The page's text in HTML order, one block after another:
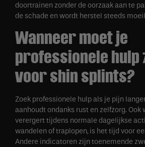
doortrainen zonder de oorzaak aan te
de schade en wordt herstel steeds
Wanneer moet je
professionele hulp
voor shin splints?
Zoek professionele hulp als je pijn
aanhoudt ondanks rust en zelfzorg. Ook
verergert tijdens normale dagelijkse
wandelen of traplopen, is het tijd voor
Andere indicatoren zijn toenemende